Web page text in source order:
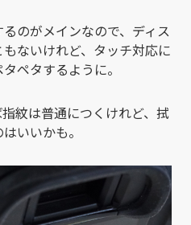
のがメインなので、ディス
ないけれど、タッチ対応に
ペタするように。
紋は普通につくけれど、拭
いいかも。